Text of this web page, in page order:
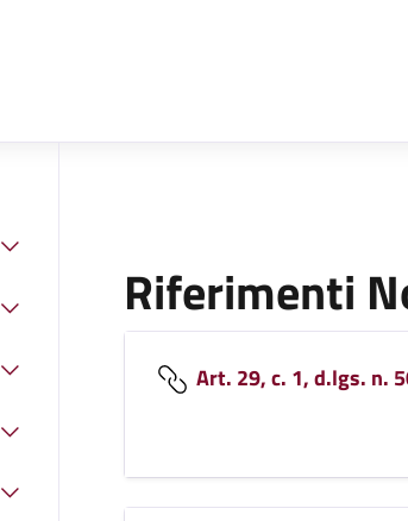
Riferimenti
Art. 29, c. 1, d.lgs. n.